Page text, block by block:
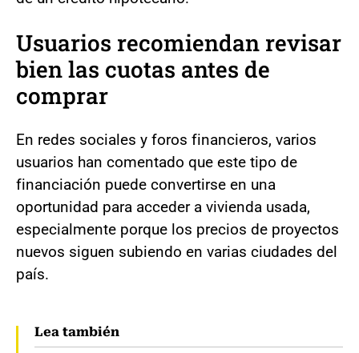
Usuarios recomiendan revisar
bien las cuotas antes de
comprar
En redes sociales y foros financieros, varios
usuarios han comentado que este tipo de
financiación puede convertirse en una
oportunidad para acceder a vivienda usada,
especialmente porque los precios de proyectos
nuevos siguen subiendo en varias ciudades del
país.
Lea también